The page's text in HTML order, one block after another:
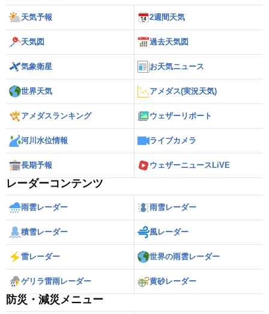
天気予報 2週間天気
天気図 過去天気図
気象衛星 お天気ニュース
世界天気 アメダス(実況天気)
アメダスランキング ウェザーリポート
河川水位情報 ライブカメラ
長期予報 ウェザーニュースLiVE
レーダーコンテンツ
雨雲レーダー 雨雪レーダー
積雪レーダー 風レーダー
雷レーダー 世界の雨雲レーダー
ゲリラ雷雨レーダー 黄砂レーダー
防災・減災メニュー